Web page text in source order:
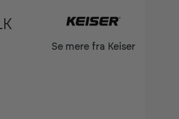
Se mere fra Keiser